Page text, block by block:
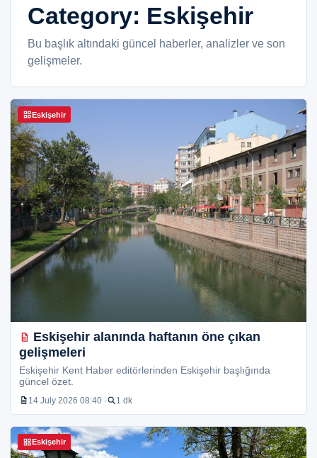
Category: Eskişehir
Bu başlık altındaki güncel haberler, analizler ve son
gelişmeler.
Eskişehir
Eskişehir alanında haftanın öne çıkan
gelişmeleri
Eskişehir Kent Haber editörlerinden Eskişehir başlığında
güncel özet.
14 July 2026 08:40 · 1 dk
Eskişehir